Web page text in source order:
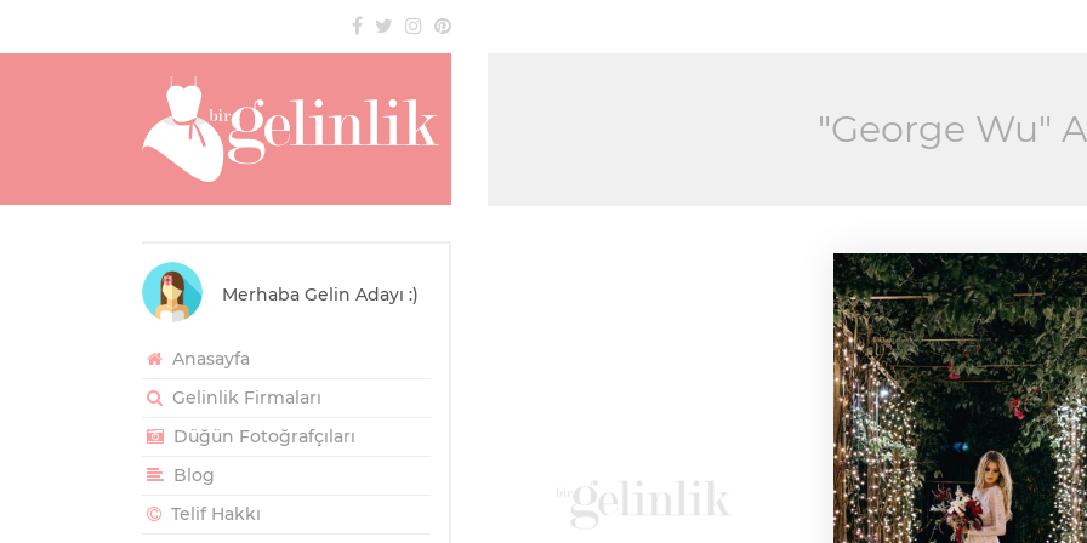
Merhaba Gelin Adayı :)
Anasayfa
Gelinlik Firmaları
Düğün Fotoğrafçıları
Blog
Telif Hakkı
"George Wu"